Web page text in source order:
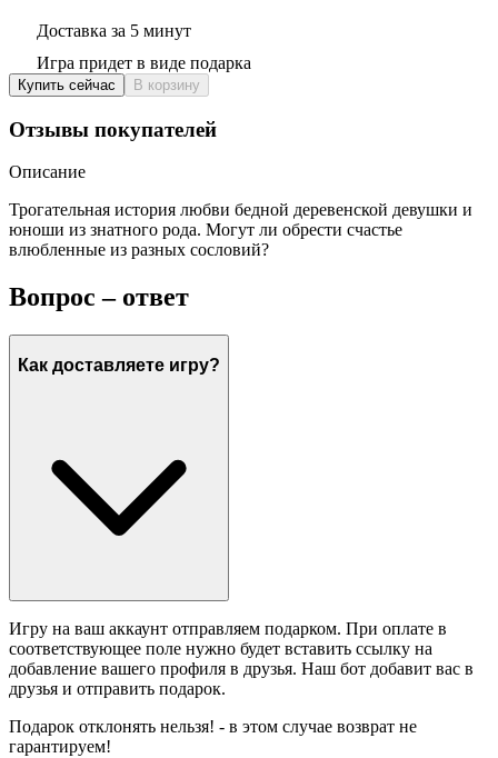
Доставка за 5 минут
Игра придет в виде подарка
Купить сейчас В корзину
Отзывы покупателей
Описание
Трогательная история любви бедной деревенской девушки и
юноши из знатного рода. Могут ли обрести счастье
влюбленные из разных сословий?
Вопрос – ответ
Как доставляете игру?
Игру на ваш аккаунт отправляем подарком. При оплате в
соответствующее поле нужно будет вставить ссылку на
добавление вашего профиля в друзья. Наш бот добавит вас в
друзья и отправить подарок.
Подарок отклонять нельзя! - в этом случае возврат не
гарантируем!